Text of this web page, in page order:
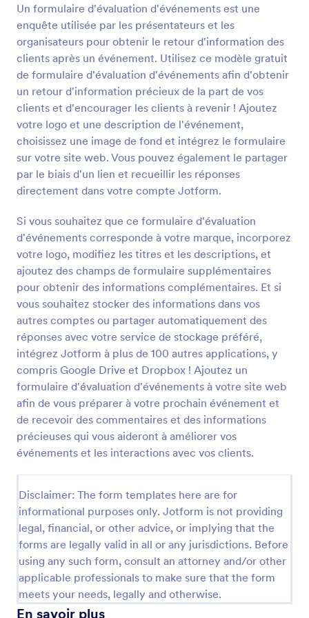
Un formulaire d'évaluation d'événements est une
enquête utilisée par les présentateurs et les
organisateurs pour obtenir le retour d'information des
clients après un événement. Utilisez ce modèle gratuit
de formulaire d'évaluation d'événements afin d'obtenir
un retour d'information précieux de la part de vos
clients et d'encourager les clients à revenir ! Ajoutez
votre logo et une description de l'événement,
choisissez une image de fond et intégrez le formulaire
sur votre site web. Vous pouvez également le partager
par le biais d'un lien et recueillir les réponses
directement dans votre compte Jotform.
Si vous souhaitez que ce formulaire d'évaluation
d'événements corresponde à votre marque, incorporez
votre logo, modifiez les titres et les descriptions, et
ajoutez des champs de formulaire supplémentaires
pour obtenir des informations complémentaires. Et si
vous souhaitez stocker des informations dans vos
autres comptes ou partager automatiquement des
réponses avec votre service de stockage préféré,
intégrez Jotform à plus de 100 autres applications, y
compris Google Drive et Dropbox ! Ajoutez un
formulaire d'évaluation d'événements à votre site web
afin de vous préparer à votre prochain événement et
de recevoir des commentaires et des informations
précieuses qui vous aideront à améliorer vos
événements et les interactions avec vos clients.
Disclaimer: The form templates here are for
informational purposes only. Jotform is not providing
legal, financial, or other advice, or implying that the
forms are legally valid in all or any jurisdictions. Before
using any such form, consult an attorney and/or other
applicable professionals to make sure that the form
meets your needs, legally and otherwise.
En savoir plus
Prévisualiser
Enquête De Satisfaction Sur La Fête De L'année Dernière
Un formulaire d'enquête sur un événement annuel
est un questionnaire qui permet aux participants de
partager leur avis avec l'organisateur de
l'événement.Que vous dirigiez ou gériez un hôtel,
un restaurant ou un bar, créez un formulaire
d'enquête en ligne sur votre événement annuel et
centralisez tous les feedbacks de vos clients, quel
formulaire rapide à mettre en place. Les
commentaires recueillis vous aident à fidéliser votre
clientèle et à améliorer continuellement la qualité de
vos services. Intégrez le formulaire à votre site web
ou partagez-le simplement à l'aide d'un lien. Jotform
vous permet de collecter et de gérer tous les
feedbacks au même endroit.Choisissez parmi des
dizaines de thèmes de formulaires élégants pour les
harmoniser avec votre identité visuelle et
Go to Category:
Formulaires divertissement
Prévisualiser